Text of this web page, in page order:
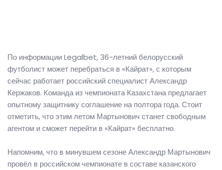
По информации Legalbet, 36-летний белорусский
футболист может перебраться в «Кайрат», с которым
сейчас работает российский специалист Александр
Кержаков. Команда из чемпионата Казахстана предлагает
опытному защитнику соглашение на полтора года. Стоит
отметить, что этим летом Мартынович станет свободным
агентом и сможет перейти в «Кайрат» бесплатно.
Напомним, что в минувшем сезоне Александр Мартынович
провёл в российском чемпионате в составе казанского